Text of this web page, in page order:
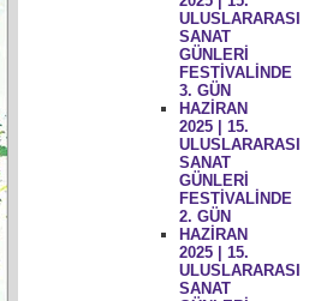
ULUSLARARASI
SANAT
GÜNLERİ
FESTİVALİNDE
3. GÜN
HAZİRAN
2025 | 15.
ULUSLARARASI
SANAT
GÜNLERİ
FESTİVALİNDE
2. GÜN
HAZİRAN
2025 | 15.
ULUSLARARASI
SANAT